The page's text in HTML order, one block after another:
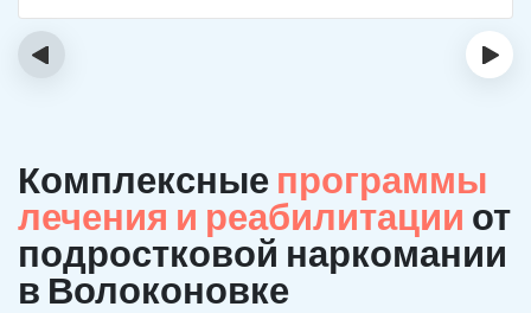
‹ ›
Комплексные программы
лечения и реабилитации от
подростковой наркомании
в Волоконовке